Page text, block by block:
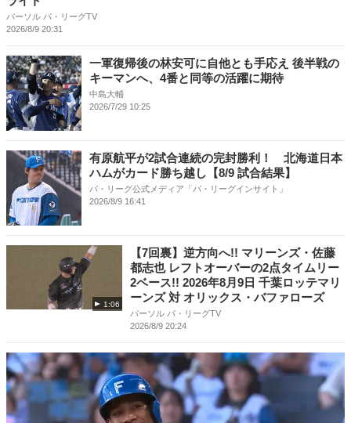
パーソル パ・リーグTV
2026/8/9 20:31
一軍復帰後の林安可に自他とも手応え 後半戦の
キーマンへ、4番と同等の活躍に期待
中島大輔
2026/7/29 10:25
有原航平が2試合連続の完封勝利！ 北海道日本
ハムがカード勝ち越し【8/9 試合結果】
パ・リーグ公式メディア「パ・リーグインサイト」
2026/8/9 16:41
1:06
【7回裏】逆方向へ!! マリーンズ・佐藤
都志也 レフトオーバーの2点タイムリー
2ベース!! 2026年8月9日 千葉ロッテマリ
ーンズ 対 オリックス・バファローズ
パーソル パ・リーグTV
2026/8/9 20:24